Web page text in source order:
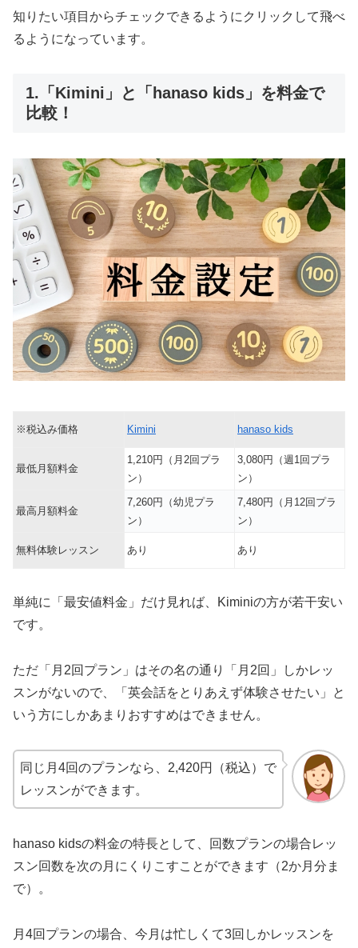
知りたい項目からチェックできるようにクリックして飛べ
るようになっています。
1.「Kimini」と「hanaso kids」を料金で
比較！
※税込み価格 Kimini hanaso kids
最低月額料金
1,210円（月2回プラ
ン）
3,080円（週1回プラ
ン）
最高月額料金
7,260円（幼児プラ
ン）
7,480円（月12回プラ
ン）
無料体験レッスン あり あり
単純に「最安値料金」だけ見れば、Kiminiの方が若干安い
です。
ただ「月2回プラン」はその名の通り「月2回」しかレッ
スンがないので、「英会話をとりあえず体験させたい」と
いう方にしかあまりおすすめはできません。
同じ月4回のプランなら、2,420円（税込）で
レッスンができます。
hanaso kidsの料金の特長として、回数プランの場合レッ
スン回数を次の月にくりこすことができます（2か月分ま
で）。
月4回プランの場合、今月は忙しくて3回しかレッスンを